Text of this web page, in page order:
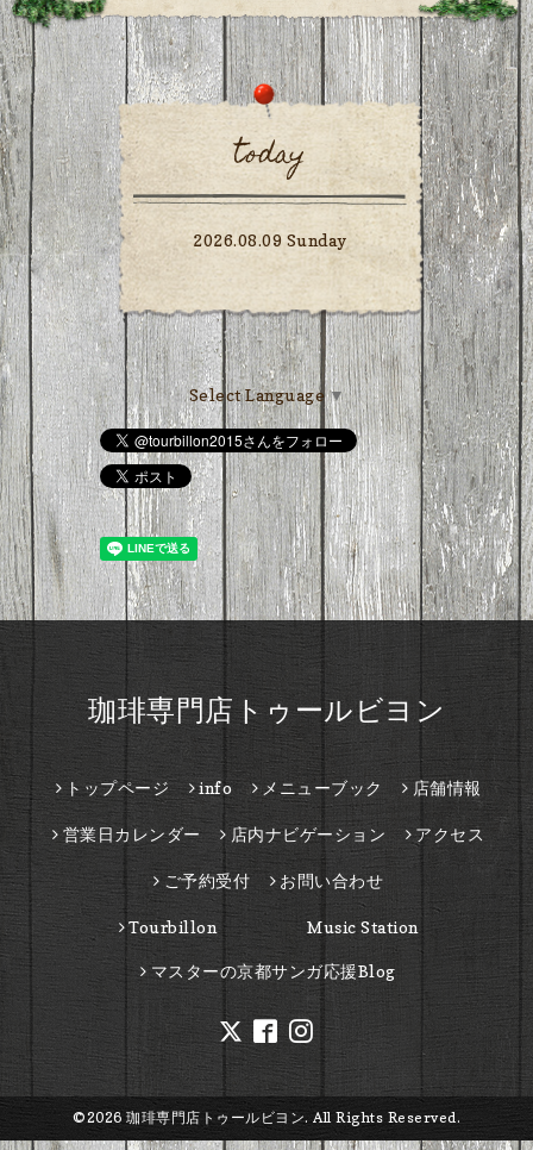
today
2026.08.09 Sunday
Select Language ▼
珈琲専門店トゥールビヨン
トップページ info メニューブック 店舗情報
営業日カレンダー 店内ナビゲーション アクセス
ご予約受付 お問い合わせ
Tourbillon Music Station
マスターの京都サンガ応援Blog
©2026 珈琲専門店トゥールビヨン. All Rights Reserved.